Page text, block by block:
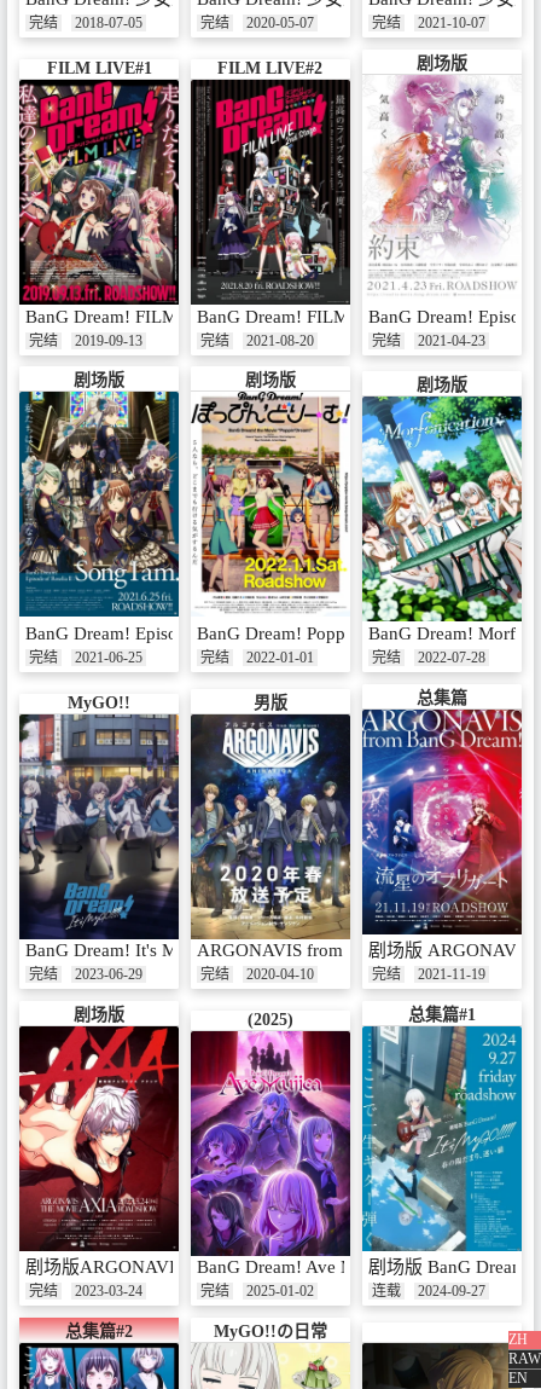
ZH
RAW
EN
完结 2018-07-05 完结 2020-05-07 完结 2021-10-07
FILM LIVE#1
BanG Dream! FILM LIVE
完结 2019-09-13
FILM LIVE#2
BanG Dream! FILM LIVE 2nd Stage
完结 2021-08-20
剧场版
BanG Dream!
完结 2021-04-23
剧场版
BanG Dream! Episode of Roselia Ⅱ : Song I am.
完结 2021-06-25
剧场版
BanG Dream! Poppin'Dream！
完结 2022-01-01
剧场版
BanG Dream!
完结 2022-07-28
MyGO!!
BanG Dream! It's MyGO!!!!!
完结 2023-06-29
男版
ARGONAVIS from BanG Dream!
完结 2020-04-10
总集篇
剧场版 ARGONAVIS
完结 2021-11-19
剧场版
剧场版ARGONAVIS AXIA
完结 2023-03-24
(2025)
BanG Dream! Ave Mujica
完结 2025-01-02
总集篇#1
剧场版 BanG
连载 2024-09-27
总集篇#2 MyGO!!の日常